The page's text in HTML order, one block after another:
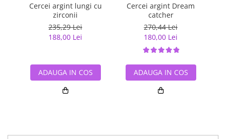
Cercei argint lungi cu
zirconii
235,29 Lei
188,00 Lei
ADAUGA IN COS
Cercei argint Dream
catcher
270,44 Lei
180,00 Lei
ADAUGA IN COS